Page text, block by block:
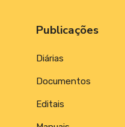
Publicações
Diárias
Documentos
Editais